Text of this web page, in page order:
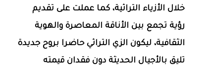
خلال الأزياء التراثية، كما عملت على تقديم
رؤية تجمع بين الأناقة المعاصرة والهوية
الثقافية، ليكون الزي التراثي حاضرا بروح جديدة
تليق بالأجيال الحديثة دون فقدان قيمته